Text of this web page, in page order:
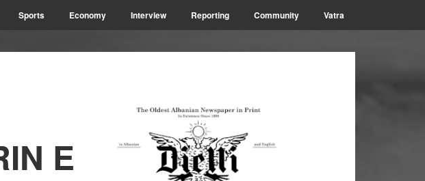
Sports Economy Interview Reporting Community Vatra
E